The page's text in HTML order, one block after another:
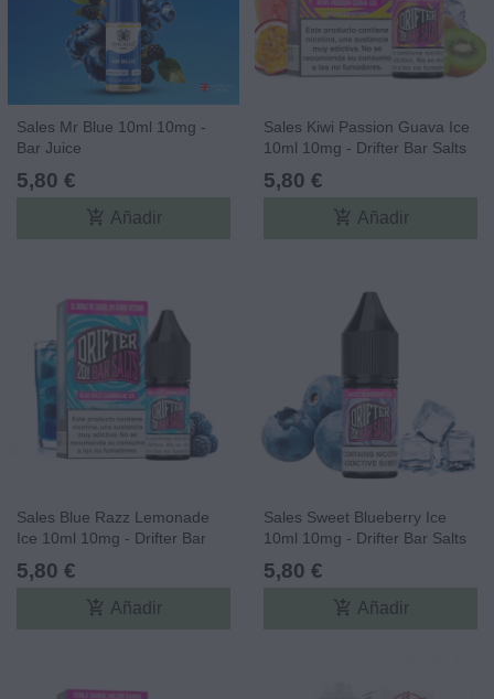
Sales Mr Blue 10ml 10mg -
Bar Juice
5,80 €
add_shopping_cart Añadir
Sales Kiwi Passion Guava Ice
10ml 10mg - Drifter Bar Salts
5,80 €
add_shopping_cart Añadir
Sales Blue Razz Lemonade
Ice 10ml 10mg - Drifter Bar
5,80 €
add_shopping_cart Añadir
Sales Sweet Blueberry Ice
10ml 10mg - Drifter Bar Salts
5,80 €
add_shopping_cart Añadir